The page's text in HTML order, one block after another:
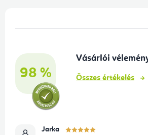
e
m
98 %
Vásárlói
Összes értékelés
Jarka